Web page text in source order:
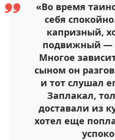
«Во время
себя
капризный,
подвижный —
Многое
сыном он
и тот слушал
Заплакал,
доставали из
хотел еще